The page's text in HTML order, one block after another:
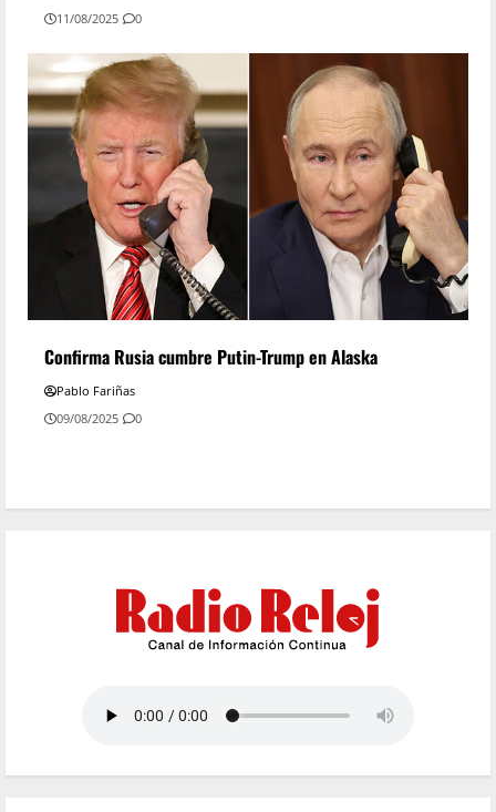
11/08/2025
0
Confirma Rusia cumbre Putin-Trump en Alaska
Pablo Fariñas
09/08/2025
0